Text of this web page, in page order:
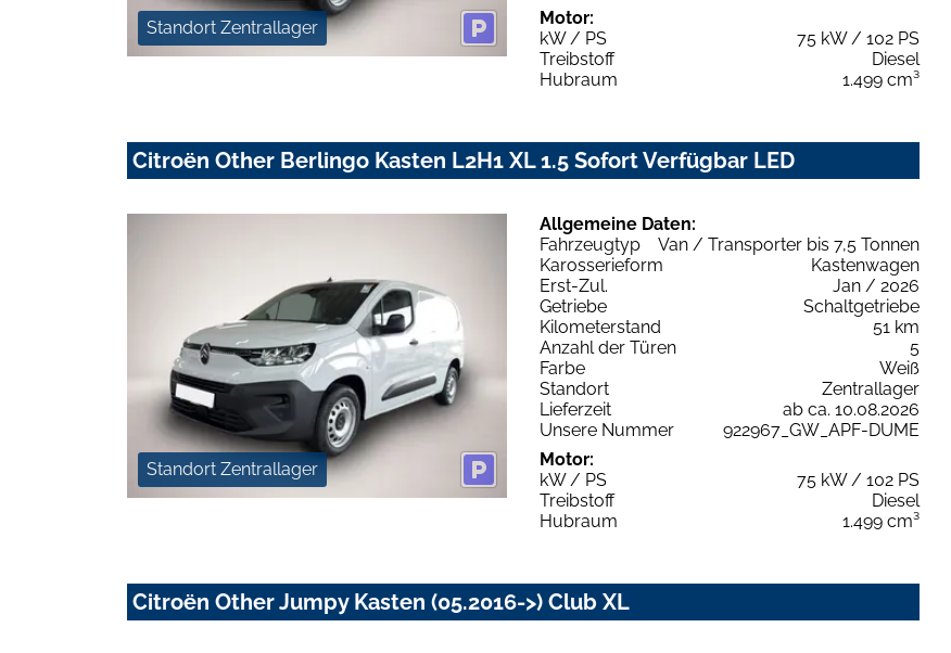
Standort Zentrallager
Motor:
kW / PS
75 kW / 102 PS
Treibstoff
Diesel
Hubraum
1.499 cm³
Citroën Other Berlingo Kasten L2H1 XL 1.5 Sofort Verfügbar LED
Standort Zentrallager
Allgemeine Daten:
Fahrzeugtyp
Van / Transporter bis 7,5 Tonnen
Karosserieform
Kastenwagen
Erst-Zul.
Jan / 2026
Getriebe
Schaltgetriebe
Kilometerstand
51 km
Anzahl der Türen
5
Farbe
Weiß
Standort
Zentrallager
Lieferzeit
ab ca. 10.08.2026
Unsere Nummer
922967_GW_APF-DUME
Motor:
kW / PS
75 kW / 102 PS
Treibstoff
Diesel
Hubraum
1.499 cm³
Citroën Other Jumpy Kasten (05.2016->) Club XL